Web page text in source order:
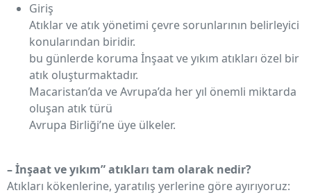
Giriş
Atıklar ve atık yönetimi çevre sorunlarının belirleyici
konularından biridir.
bu günlerde koruma İnşaat ve yıkım atıkları özel bir
atık oluşturmaktadır.
Macaristan’da ve Avrupa’da her yıl önemli miktarda
oluşan atık türü
Avrupa Birliği’ne üye ülkeler.
– İnşaat ve yıkım” atıkları tam olarak nedir?
Atıkları kökenlerine, yaratılış yerlerine göre ayırıyoruz: